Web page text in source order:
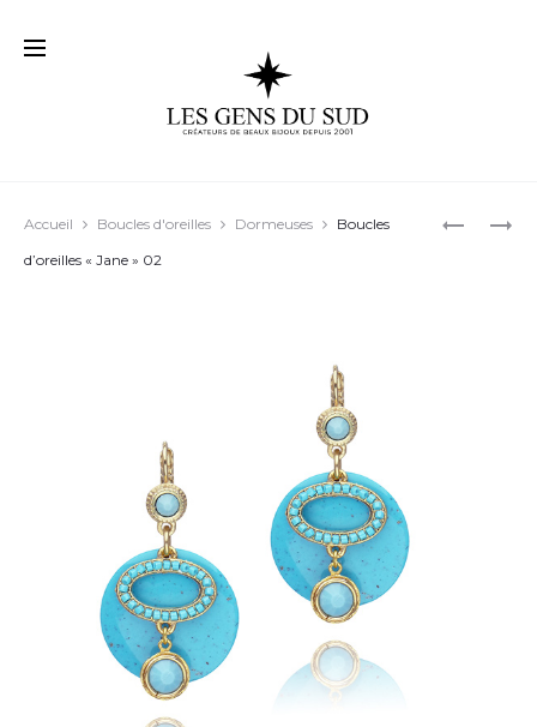
BOUCLES
BOUCLES
Accueil Boucles d'oreilles Dormeuses
Boucles
d’oreilles « Jane » 02